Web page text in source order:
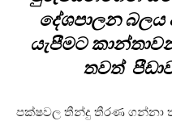
දේශපාලන බලය
යැපීමට
තවත්
පක්ෂවල තීන්දු තීරණ ගන්නා